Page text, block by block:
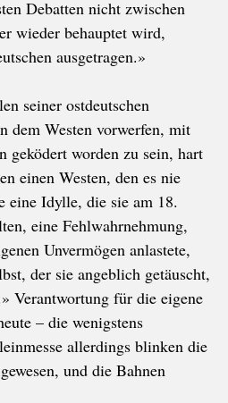
Debatten nicht zwischen
wieder behauptet wird,
ausgetragen.»
seiner ostdeutschen
dem Westen vorwerfen, mit
geködert worden zu sein, hart
einen Westen, den es nie
eine Idylle, die sie am 18.
eine Fehlwahrnehmung,
Unvermögen anlastete,
der sie angeblich getäuscht,
Verantwortung für die eigene
– die wenigstens
allerdings blinken die
und die Bahnen